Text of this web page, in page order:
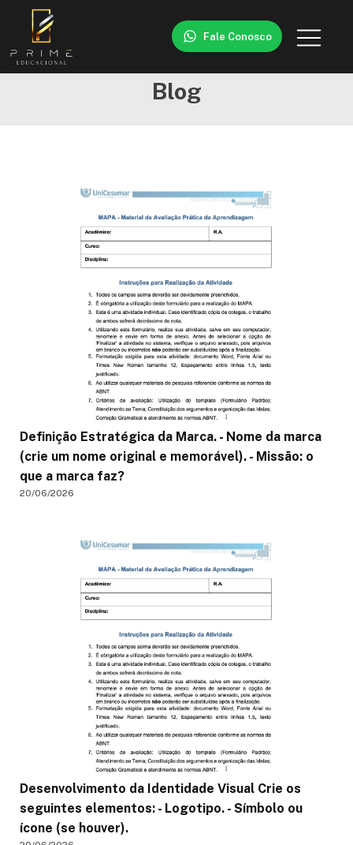
Fale Conosco
Blog
Definição Estratégica da Marca. - Nome da marca
(crie um nome original e memorável). - Missão: o
que a marca faz?
20/06/2026
Desenvolvimento da Identidade Visual Crie os
seguintes elementos: - Logotipo. - Símbolo ou
ícone (se houver).